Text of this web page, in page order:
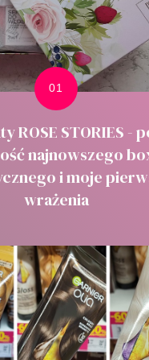
ROSE STORIES -
najnowszego
i moje
wrażenia